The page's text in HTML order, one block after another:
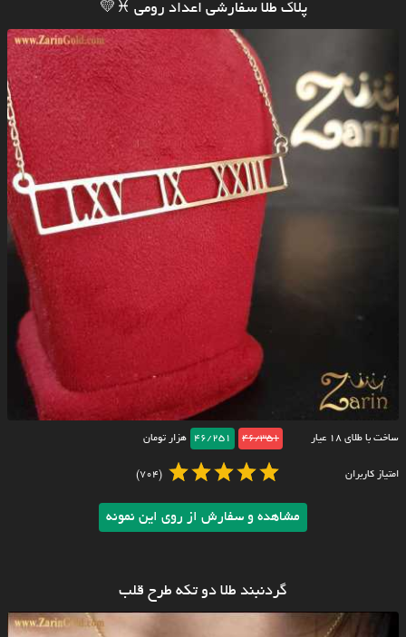
پلاک طلا سفارشی اعداد رومی ♓️💛
ساخت با طلای ۱۸ عیار 46/351
46/251 هزار تومان
امتیاز کاربران (704)
مشاهده و سفارش از روی این نمونه
گردنبند طلا دو تکه طرح قلب